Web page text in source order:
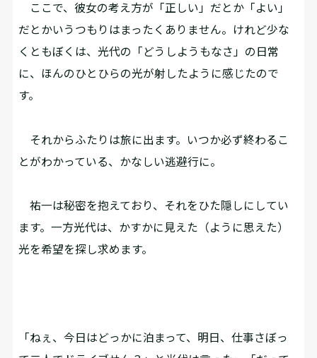
ここで、彼女の考え方が「正しい」だとか「よい」
だとかいうつもりはまったくありません。けれど少な
くともぼくは、光代の「どうしようもなさ」の日常
に、ほんのひとひらの光が射したように感じたので
す。
それからふたりは旅に出ます。いつか必ず終わるこ
とがわかっている、かなしい逃避行に。
祐一は秘密を抱えており、それをひた隠しにしてい
ます。一方光代は、かすかに見えた（ように思えた）
光を――希望を探し求めます。
「ねぇ、今日はどっかに泊まって、明日、仕事さぼっ